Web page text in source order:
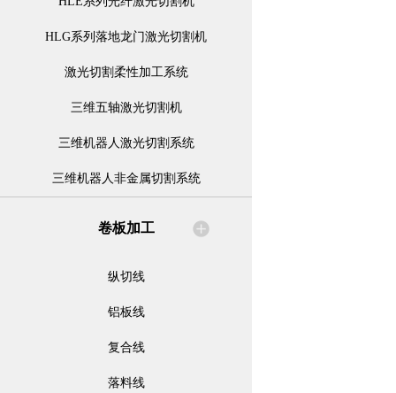
HLG系列落地龙门激光切割机
激光切割柔性加工系统
三维五轴激光切割机
三维机器人激光切割系统
三维机器人非金属切割系统
卷板加工
纵切线
铝板线
复合线
落料线